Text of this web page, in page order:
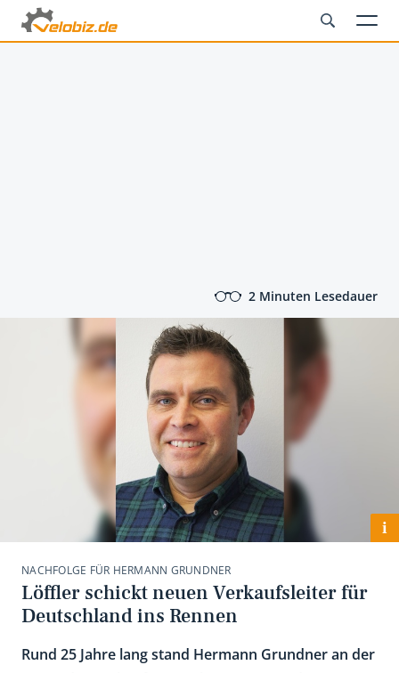
2 Minuten Lesedauer
i
NACHFOLGE FÜR HERMANN GRUNDNER
Löffler schickt neuen Verkaufsleiter für
Deutschland ins Rennen
Rund 25 Jahre lang stand Hermann Grundner an der